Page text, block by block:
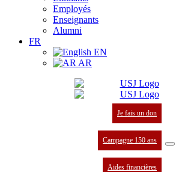
Employés
Enseignants
Alumni
FR
EN
AR
Je fais un don
Campagne 150 ans
Aides financières